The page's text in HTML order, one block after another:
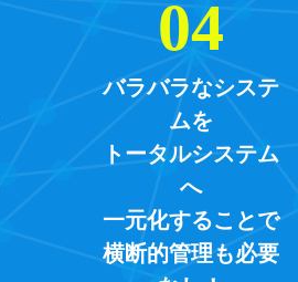
バラバラなシステ
ムを
トータルシステム
へ
一元化することで
横断的管理も必要